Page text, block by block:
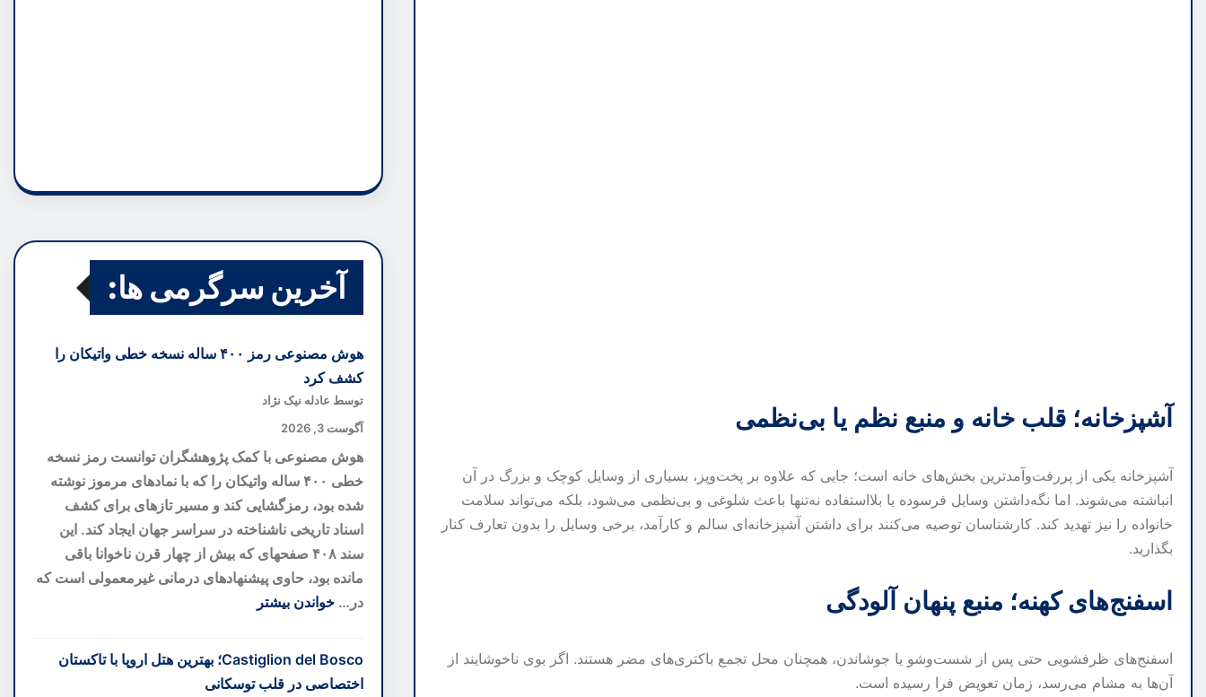
آشپزخانه؛ قلب خانه و منبع نظم یا بی‌نظمی
آشپزخانه یکی از پررفت‌وآمدترین بخش‌های خانه است؛ جایی که علاوه بر پخت‌وپز، بسیاری از وسایل کوچک و بزرگ در آن
انباشته می‌شوند. اما نگه‌داشتن وسایل فرسوده یا بلااستفاده نه‌تنها باعث شلوغی و بی‌نظمی می‌شود، بلکه می‌تواند سلامت
خانواده را نیز تهدید کند. کارشناسان توصیه می‌کنند برای داشتن آشپزخانه‌ای سالم و کارآمد، برخی وسایل را بدون تعارف کنار
بگذارید.
اسفنج‌های کهنه؛ منبع پنهان آلودگی
اسفنج‌های ظرفشویی حتی پس از شست‌وشو یا جوشاندن، همچنان محل تجمع باکتری‌های مضر هستند. اگر بوی ناخوشایند از
آن‌ها به مشام می‌رسد، زمان تعویض فرا رسیده است.
آخرین سرگرمی ها:
هوش مصنوعی رمز ۴۰۰ ساله نسخه خطی واتیکان را
کشف کرد
توسط عادله نیک نژاد
آگوست 3, 2026
هوش مصنوعی با کمک پژوهشگران توانست رمز نسخه
خطی ۴۰۰ ساله واتیکان را که با نمادهای مرموز نوشته
شده بود، رمزگشایی کند و مسیر تازهای برای کشف
اسناد تاریخی ناشناخته در سراسر جهان ایجاد کند. این
سند ۴۰۸ صفحهای که بیش از چهار قرن ناخوانا باقی
مانده بود، حاوی پیشنهادهای درمانی غیرمعمولی است که
در… خواندن بیشتر
مصنوعی
Castiglion del Bosco؛ بهترین هتل اروپا با تاکستان
اختصاصی در قلب توسکانی